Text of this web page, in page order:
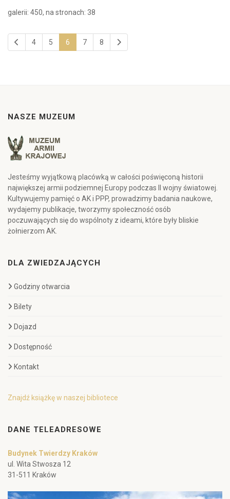
galerii: 450, na stronach: 38
4 5 6 7 8
NASZE MUZEUM
Jesteśmy wyjątkową placówką w całości poświęconą historii
największej armii podziemnej Europy podczas II wojny światowej.
Kultywujemy pamięć o AK i PPP, prowadzimy badania naukowe,
wydajemy publikacje, tworzymy społeczność osób
poczuwających się do wspólnoty z ideami, które były bliskie
żołnierzom AK.
DLA ZWIEDZAJĄCYCH
Godziny otwarcia
Bilety
Dojazd
Dostępność
Kontakt
Znajdź książkę w naszej bibliotece
DANE TELEADRESOWE
Budynek Twierdzy Kraków
ul. Wita Stwosza 12
31-511 Kraków